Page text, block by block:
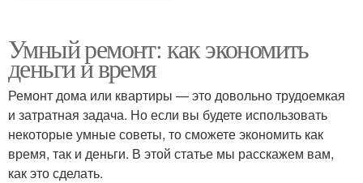
Умный ремонт: как экономить
деньги и время
Ремонт дома или квартиры — это довольно трудоемкая
и затратная задача. Но если вы будете использовать
некоторые умные советы, то сможете экономить как
время, так и деньги. В этой статье мы расскажем вам,
как это сделать.